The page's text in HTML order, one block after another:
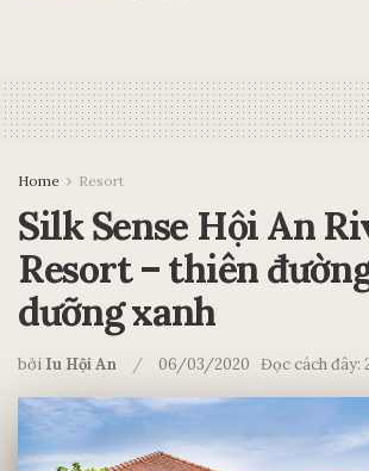
Home Resort
Silk Sense Hội An
Resort – thiên
dưỡng xanh
bởi Iu Hội An 06/03/2020 Đọc cách đây: